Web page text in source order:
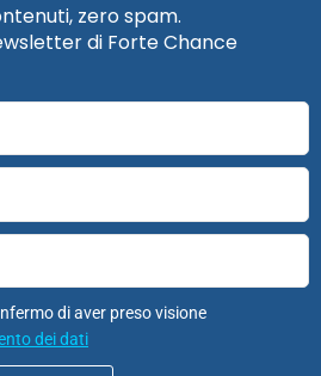
e
d
n
u
b
o
d
n
a
p
zero spam.
di Forte Chance
di aver preso visione
dei dati